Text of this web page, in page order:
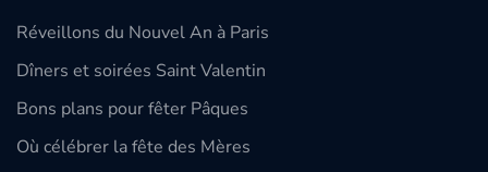
Réveillons du Nouvel An à Paris
Dîners et soirées Saint Valentin
Bons plans pour fêter Pâques
Où célébrer la fête des Mères